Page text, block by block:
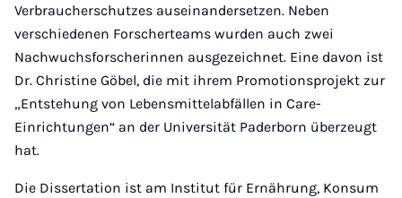
Verbraucherschutzes auseinandersetzen. Neben
verschiedenen Forscherteams wurden auch zwei
Nachwuchsforscherinnen ausgezeichnet. Eine davon ist
Dr. Christine Göbel, die mit ihrem Promotionsprojekt zur
„Entstehung von Lebensmittelabfällen in Care-
Einrichtungen“ an der Universität Paderborn überzeugt
hat.
Die Dissertation ist am Institut für Ernährung, Konsum